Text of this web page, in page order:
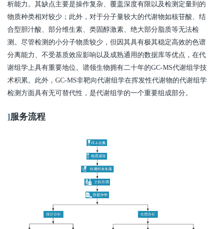
析能力。其缺点主要是操作复杂、覆盖深度有限以及检测定量到的
物质种类相对较少；此外，对于分子量较大的代谢物如核苷酸、结
合型胆汁酸、部分维生素、类固醇激素、绝大部分脂质等无法检
测。尽管检测的小分子物质较少，但因其具有极其稳定高效的色谱
分离能力、不受基质效应影响以及成熟通用的数据库等优点，在代
谢组学上具有重要地位。谱领生物拥有二十年的GC-MS代谢组学技
术积累。此外，GC-MS非靶向代谢组学在挥发性代谢物的代谢组学
检测方面具有无可替代性，是代谢组学的一个重要组成部分。
]服务流程